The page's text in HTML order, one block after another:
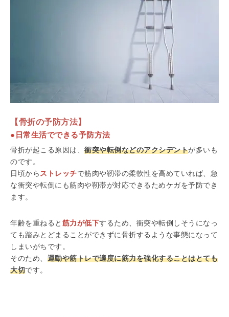
【骨折の予防方法】
●日常生活でできる予防方法
骨折が起こる原因は、 衝突や転倒などのアクシデントが多いも
のです。
日頃から ストレッチで筋肉や靭帯の柔軟性を高めていれば、急
な衝突や転倒にも筋肉や靭帯が対応できるためケガを予防でき
ます。
年齢を重ねると 筋力が低下するため、衝突や転倒しそうになっ
ても踏みとどまることができずに骨折するような事態になって
しまいがちです。
そのため、 運動や筋トレで適度に筋力を強化することはとても
大切です。